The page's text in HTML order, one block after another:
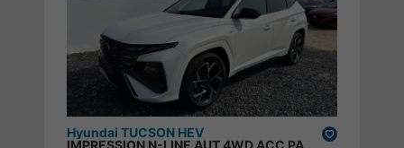
Hyundai TUCSON HEV